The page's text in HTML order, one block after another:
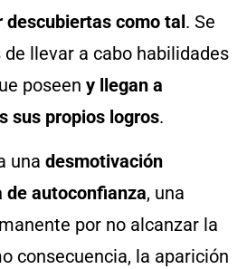
descubiertas como tal. Se
llevar a cabo habilidades
poseen y llegan a
sus propios logros.
una desmotivación
de autoconfianza, una
por no alcanzar la
consecuencia, la aparición